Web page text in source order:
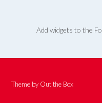
Add widgets to the
Theme by Out the Box